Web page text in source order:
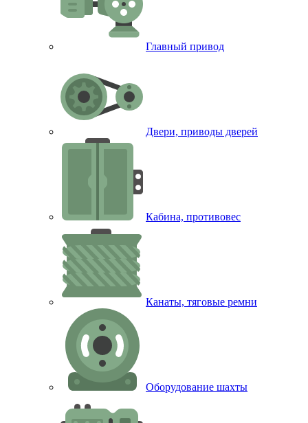
Главный привод
Двери, приводы дверей
Кабина, противовес
Канаты, тяговые ремни
Оборудование шахты